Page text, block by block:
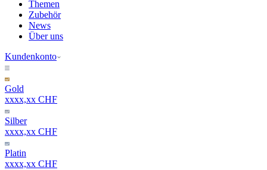
Themen
Zubehör
News
Über uns
Kundenkonto
Gold
xxxx,xx CHF
Silber
xxxx,xx CHF
Platin
xxxx,xx CHF